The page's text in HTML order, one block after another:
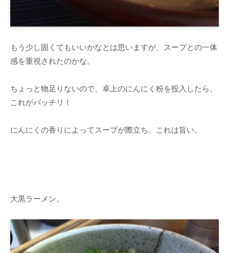
もう少し固くてもいいかなとは思いますが、スープとの一体
感を重視されたのかな。
ちょっと物足りないので、卓上のにんにく粉を投入したら、
これがバッチリ！
にんにくの香りによってスープが際立ち、これは旨い。
大黒ラーメン。